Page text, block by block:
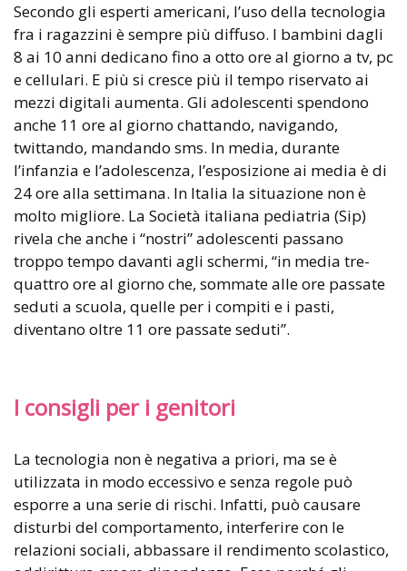
Secondo gli esperti americani, l’uso della tecnologia
fra i ragazzini è sempre più diffuso. I bambini dagli
8 ai 10 anni dedicano fino a otto ore al giorno a tv, pc
e cellulari. E più si cresce più il tempo riservato ai
mezzi digitali aumenta. Gli adolescenti spendono
anche 11 ore al giorno chattando, navigando,
twittando, mandando sms. In media, durante
l’infanzia e l’adolescenza, l’esposizione ai media è di
24 ore alla settimana. In Italia la situazione non è
molto migliore. La Società italiana pediatria (Sip)
rivela che anche i “nostri” adolescenti passano
troppo tempo davanti agli schermi, “in media tre-
quattro ore al giorno che, sommate alle ore passate
seduti a scuola, quelle per i compiti e i pasti,
diventano oltre 11 ore passate seduti”.
I consigli per i genitori
La tecnologia non è negativa a priori, ma se è
utilizzata in modo eccessivo e senza regole può
esporre a una serie di rischi. Infatti, può causare
disturbi del comportamento, interferire con le
relazioni sociali, abbassare il rendimento scolastico,